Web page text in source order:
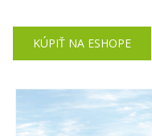
KÚPIŤ NA ESHOPE